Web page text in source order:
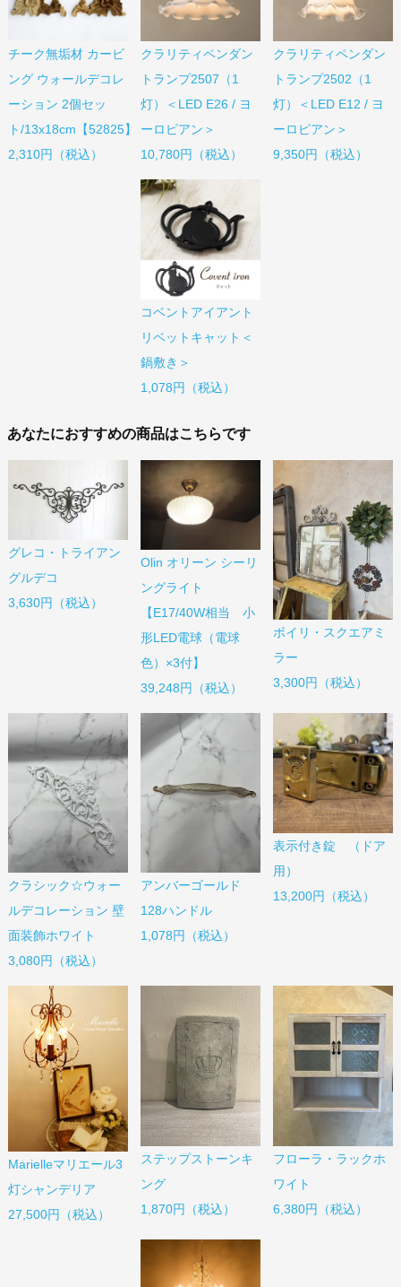
チーク無垢材 カービ
ング ウォールデコレ
ーション 2個セッ
ト/13x18cm【52825】
2,310円（税込）
クラリティペンダン
トランプ2507（1
灯）＜LED E26 / ヨ
ーロピアン＞
10,780円（税込）
クラリティペンダン
トランプ2502（1
灯）＜LED E12 / ヨ
ーロピアン＞
9,350円（税込）
コベントアイアント
リベットキャット＜
鍋敷き＞
1,078円（税込）
あなたにおすすめの商品はこちらです
グレコ・トライアン
グルデコ
3,630円（税込）
Olin オリーン シーリ
ングライト
【E17/40W相当 小
形LED電球（電球
色）×3付】
39,248円（税込）
ボイリ・スクエアミ
ラー
3,300円（税込）
クラシック☆ウォー
ルデコレーション 壁
面装飾ホワイト
3,080円（税込）
アンバーゴールド
128ハンドル
1,078円（税込）
表示付き錠 （ドア
用）
13,200円（税込）
Marielleマリエール3
灯シャンデリア
27,500円（税込）
ステップストーンキ
ング
1,870円（税込）
フローラ・ラックホ
ワイト
6,380円（税込）